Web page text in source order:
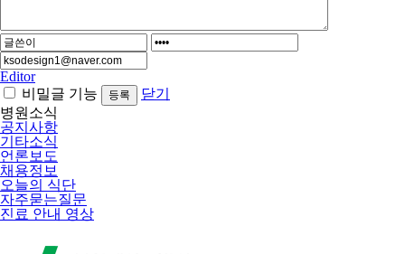
Editor
비밀글 기능
닫기
병원소식
공지사항
기타소식
언론보도
채용정보
오늘의 식단
자주묻는질문
진료 안내 영상